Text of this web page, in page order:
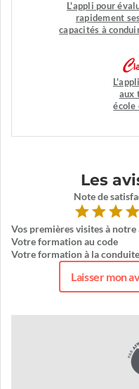
L'appli pour
rapidement
capacités à
aux
école
Les
Note de
Vos premières visites à
Votre formation au code
Votre formation à la conduite
Laisser mon